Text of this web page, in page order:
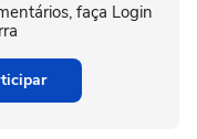
faça Login